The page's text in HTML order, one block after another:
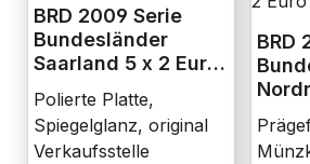
BRD 2009 Serie
Bundesländer
Saarland 5 x 2 Euro
Polierte Platte,
Spiegelglanz, original
Verkaufsstelle
BRD
Euro